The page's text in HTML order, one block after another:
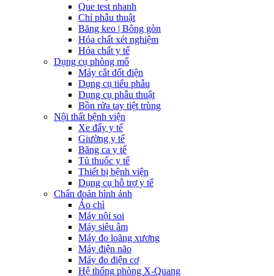
Que test nhanh
Chỉ phẫu thuật
Băng keo | Bông gòn
Hóa chất xét nghiệm
Hóa chất y tế
Dụng cụ phòng mổ
Máy cắt đốt điện
Dụng cụ tiểu phẫu
Dụng cụ phẫu thuật
Bồn rửa tay tiệt trùng
Nội thất bệnh viện
Xe đẩy y tế
Giường y tế
Băng ca y tế
Tủ thuốc y tế
Thiết bị bệnh viện
Dụng cụ hỗ trợ y tế
Chẩn đoán hình ảnh
Áo chì
Máy nội soi
Máy siêu âm
Máy đo loãng xương
Máy điện não
Máy đo điện cơ
Hệ thống phòng X-Quang